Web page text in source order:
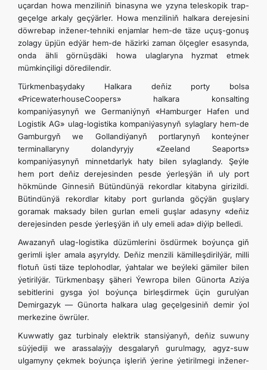
uçardan howa menziliniň binasyna we yzyna teleskopik trap-
geçelge arkaly geçýärler. Howa menziliniň halkara derejesini
döwrebap inžener-tehniki enjamlar hem-de täze uçuş-gonuş
zolagy üpjün edýär hem-de häzirki zaman ölçegler esasynda,
onda ähli görnüşdäki howa ulaglaryna hyzmat etmek
mümkinçiligi döredilendir.
Türkmenbaşydaky Halkara deňiz porty bolsa
«PricewaterhouseCoopers» halkara konsalting
kompaniýasynyň we Germaniýnyň «Hamburger Hafen und
Logistik AG» ulag-logistika kompaniýasynyň sylaglary hem-de
Gamburgyň we Gollandiýanyň portlarynyň konteýner
terminallaryny dolandyryjy «Zeeland Seaports»
kompaniýasynyň minnetdarlyk haty bilen sylaglandy. Şeýle
hem port deňiz derejesinden pesde ýerleşýän iň uly port
hökmünde Ginnesiň Bütündünýä rekordlar kitabyna girizildi.
Bütindünýä rekordlar kitaby port gurlanda göçýän guşlary
goramak maksady bilen gurlan emeli guşlar adasyny «deňiz
derejesinden pesde ýerleşýän iň uly emeli ada» diýip belledi.
Awazanyň ulag-logistika düzümlerini ösdürmek boýunça giň
gerimli işler amala aşyryldy. Deňiz menzili kämilleşdirilýär, milli
flotuň üsti täze teplohodlar, ýahtalar we beýleki gämiler bilen
ýetirilýär. Türkmenbaşy şäheri Ýewropa bilen Günorta Aziýa
sebitlerini gysga ýol boýunça birleşdirmek üçin gurulýan
Demirgazyk — Günorta halkara ulag geçelgesiniň demir ýol
merkezine öwrüler.
Kuwwatly gaz turbinaly elektrik stansiýanyň, deňiz suwuny
süýjediji we arassalaýjy desgalaryň gurulmagy, agyz-suw
ulgamyny çekmek boýunça işleriň ýerine ýetirilmegi inžener-